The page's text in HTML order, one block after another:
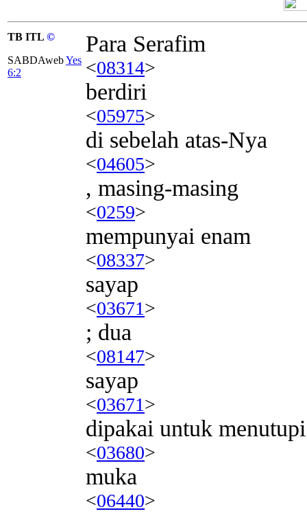
TB ITL ©
SABDAwebYes
6:2
Para Serafim
<08314>
berdiri
<05975>
di sebelah atas-Nya
<04605>
, masing-masing
<0259>
mempunyai enam
<08337>
sayap
<03671>
; dua
<08147>
sayap
<03671>
dipakai untuk menutupi
<03680>
muka
<06440>